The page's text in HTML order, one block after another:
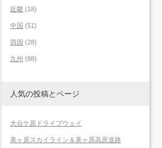
近畿 (18)
中国 (51)
四国 (28)
九州 (88)
人気の投稿とページ
大台ケ原ドライブウェイ
美ヶ原スカイライン＆美ヶ原高原道路